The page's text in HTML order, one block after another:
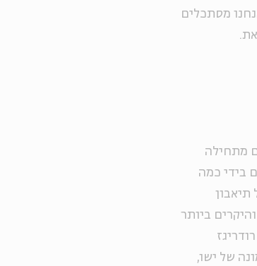
מסתכלים
מתחילה
בידי כמה
תיאבון
ביותר
של ישו,